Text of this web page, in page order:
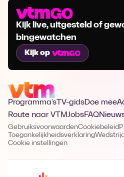
Kijk live, uitgesteld of
bingewatchen
Kijk op
Programma's TV-gidsDoe mee
Route naar VTMJobsFAQ
GebruiksvoorwaardenCookiebeleid
Toegankelijkheidsverklaring
Cookie instellingen